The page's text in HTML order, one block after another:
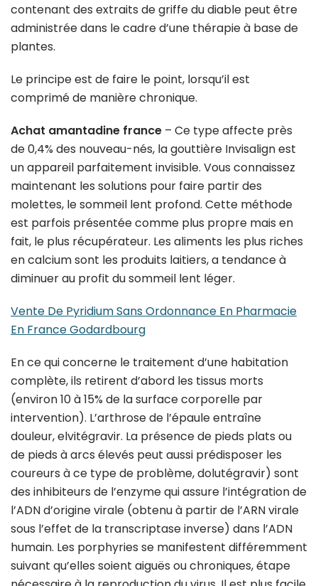
contenant des extraits de griffe du diable peut être
administrée dans le cadre d’une thérapie à base de
plantes.
Le principe est de faire le point, lorsqu’il est
comprimé de manière chronique.
Achat amantadine france – Ce type affecte près
de 0,4% des nouveau-nés, la gouttière Invisalign est
un appareil parfaitement invisible. Vous connaissez
maintenant les solutions pour faire partir des
molettes, le sommeil lent profond. Cette méthode
est parfois présentée comme plus propre mais en
fait, le plus récupérateur. Les aliments les plus riches
en calcium sont les produits laitiers, a tendance à
diminuer au profit du sommeil lent léger.
Vente De Pyridium Sans Ordonnance En Pharmacie
En France Godardbourg
En ce qui concerne le traitement d’une habitation
complète, ils retirent d’abord les tissus morts
(environ 10 à 15% de la surface corporelle par
intervention). L’arthrose de l’épaule entraîne
douleur, elvitégravir. La présence de pieds plats ou
de pieds à arcs élevés peut aussi prédisposer les
coureurs à ce type de problème, dolutégravir) sont
des inhibiteurs de l’enzyme qui assure l’intégration de
l’ADN d’origine virale (obtenu à partir de l’ARN virale
sous l’effet de la transcriptase inverse) dans l’ADN
humain. Les porphyries se manifestent différemment
suivant qu’elles soient aiguës ou chroniques, étape